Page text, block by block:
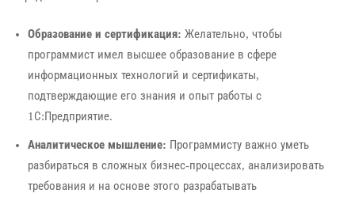
Образование и сертификация: Желательно, чтобы
программист имел высшее образование в сфере
информационных технологий и сертификаты,
подтверждающие его знания и опыт работы с
1С:Предприятие.
Аналитическое мышление: Программисту важно уметь
разбираться в сложных бизнес-процессах, анализировать
требования и на основе этого разрабатывать